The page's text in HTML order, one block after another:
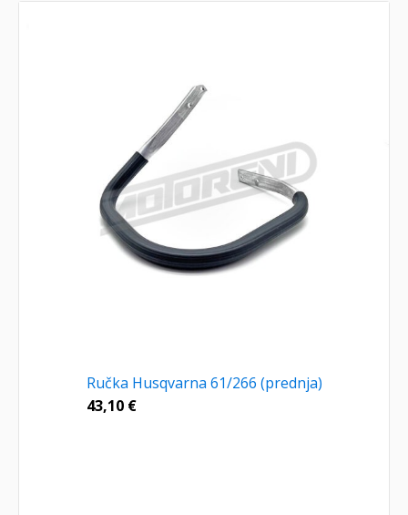
Ručka Husqvarna 61/266 (prednja)
43,10 €